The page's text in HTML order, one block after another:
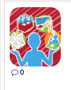
0